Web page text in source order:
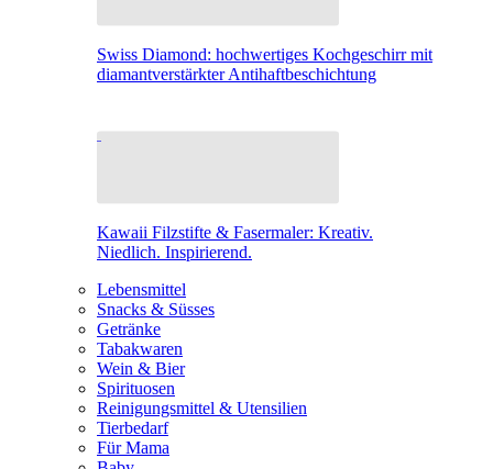
Swiss Diamond: hochwertiges Kochgeschirr mit
diamantverstärkter Antihaftbeschichtung
Kawaii Filzstifte & Fasermaler: Kreativ.
Niedlich. Inspirierend.
Lebensmittel
Snacks & Süsses
Getränke
Tabakwaren
Wein & Bier
Spirituosen
Reinigungsmittel & Utensilien
Tierbedarf
Für Mama